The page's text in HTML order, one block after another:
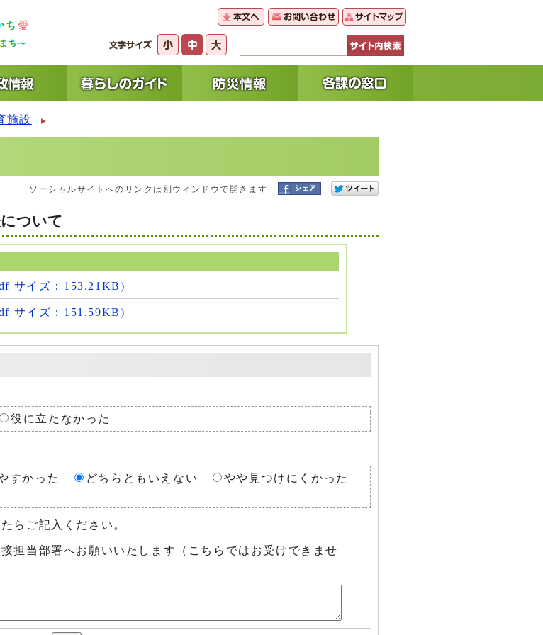
施設
ソーシャルサイトへのリンクは別ウィンドウで開きます
ついて
サイズ：153.21KB)
サイズ：151.59KB)
役に立たなかった
すかった どちらともいえない
やや見つけにくかった
らご記入ください。
担当部署へお願いいたします（こちらではお受けできませ